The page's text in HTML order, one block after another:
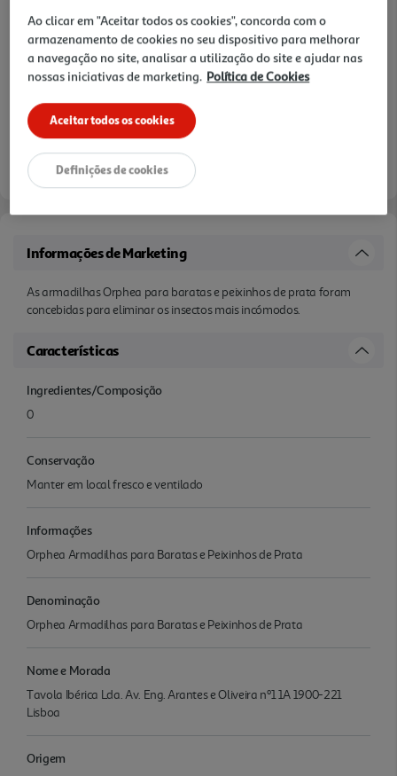
3,59 €
Notas de preparação
Informações de Marketing
As armadilhas Orphea para baratas e peixinhos de prata foram
concebidas para eliminar os insectos mais incómodos.
Características
Ingredientes/Composição
0
Conservação
Manter em local fresco e ventilado
Informações
Orphea Armadilhas para Baratas e Peixinhos de Prata
Denominação
Orphea Armadilhas para Baratas e Peixinhos de Prata
Nome e Morada
Tavola Ibérica Lda. Av. Eng. Arantes e Oliveira nº1 1A 1900-221
Lisboa
Origem
Ao clicar em "Aceitar todos os cookies", concorda com o
armazenamento de cookies no seu dispositivo para melhorar
a navegação no site, analisar a utilização do site e ajudar nas
nossas iniciativas de marketing. Política de Cookies
Aceitar todos os cookies
Definições de cookies